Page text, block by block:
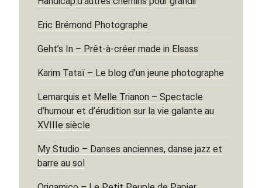
Eric Brémond Photographe
Geht’s In – Prêt-à-créer made in Elsass
Karim Tataï – Le blog d’un jeune photographe
Lemarquis et Melle Trianon – Spectacle
d’humour et d’érudition sur la vie galante au
XVIIIe siècle
My Studio – Danses anciennes, danse jazz et
barre au sol